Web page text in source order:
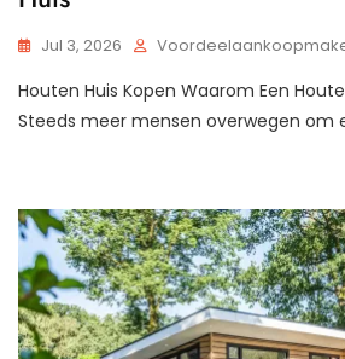
Jul 3, 2026
Houten Huis Kopen Waarom Een
Steeds meer mensen overwegen om